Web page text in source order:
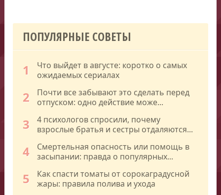
ПОПУЛЯРНЫЕ СОВЕТЫ
1
Что выйдет в августе: коротко о самых
ожидаемых сериалах
2
Почти все забывают это сделать перед
отпуском: одно действие може...
3
4 психологов спросили, почему
взрослые братья и сестры отдаляются...
4
Смертельная опасность или помощь в
засыпании: правда о популярных...
5
Как спасти томаты от сорокаградусной
жары: правила полива и ухода